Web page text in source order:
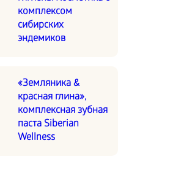
комплексом
сибирских
эндемиков
«Земляника &
красная глина»,
комплексная зубная
паста Siberian
Wellness